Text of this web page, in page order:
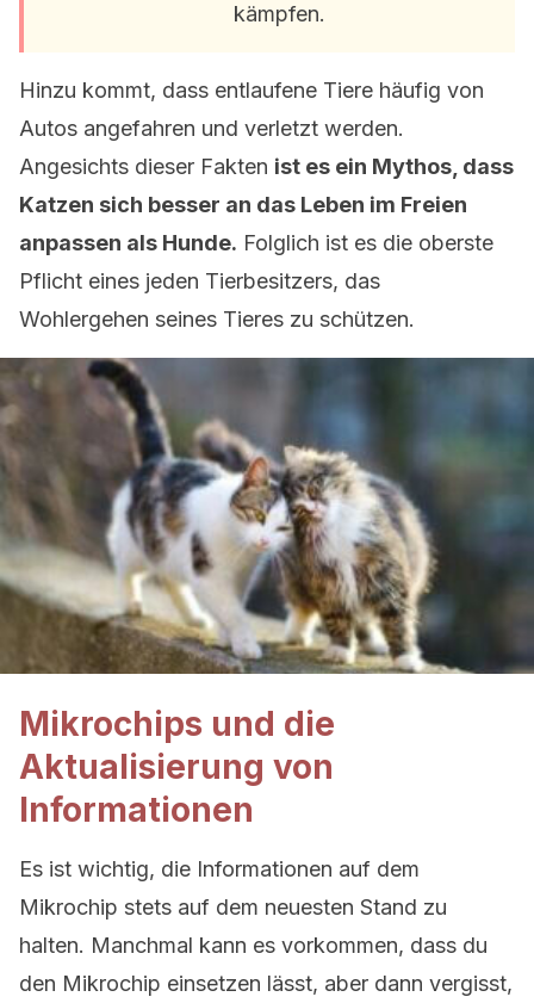
kämpfen.
Hinzu kommt, dass entlaufene Tiere häufig von
Autos angefahren und verletzt werden.
Angesichts dieser Fakten ist es ein Mythos, dass
Katzen sich besser an das Leben im Freien
anpassen als Hunde. Folglich ist es die oberste
Pflicht eines jeden Tierbesitzers, das
Wohlergehen seines Tieres zu schützen.
Mikrochips und die
Aktualisierung von
Informationen
Es ist wichtig, die Informationen auf dem
Mikrochip stets auf dem neuesten Stand zu
halten. Manchmal kann es vorkommen, dass du
den Mikrochip einsetzen lässt, aber dann vergisst,